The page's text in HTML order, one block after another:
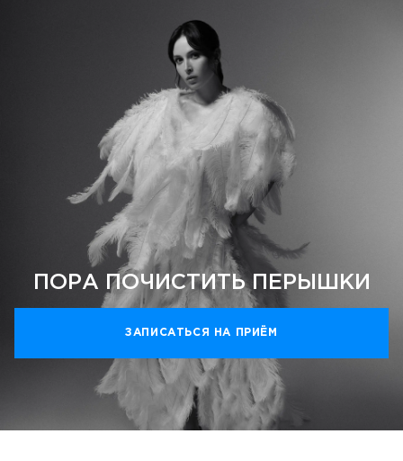
ПОРА ПОЧИСТИТЬ ПЕРЫШКИ
ЗАПИСАТЬСЯ НА ПРИЁМ